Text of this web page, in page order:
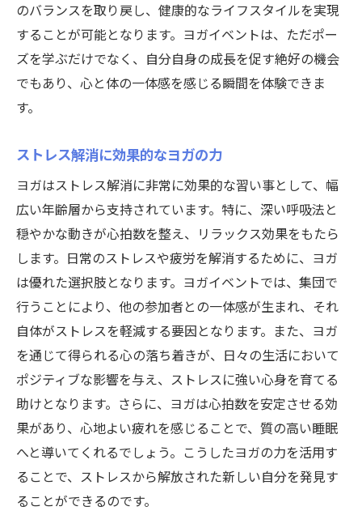
多様なヨガスタイルを体験
インストラクターから学ぶ専門知識
ヨガイベントでの新しい友情の構築
ヨガイベントで得られる心の安定
習い事としてのヨガイベント参加のメリット
定期的な運動習慣の確立
心身の健康を維持する方法
集中力と柔軟性の向上
ヨガがもたらす生活のリズム
ヨガイベントでの達成感
ストレス軽減とリラクゼーションの効果
日常を豊かにするヨガイベントの習い事体験
毎日に活力を与えるヨガの実践
ヨガを通じた生活の変化
ヨガイベントで得られる新しい視点
健康的なライフスタイルの構築
のバランスを取り戻し、健康的なライフスタイルを実現
することが可能となります。ヨガイベントは、ただポー
ズを学ぶだけでなく、自分自身の成長を促す絶好の機会
でもあり、心と体の一体感を感じる瞬間を体験できま
す。
ストレス解消に効果的なヨガの力
ヨガはストレス解消に非常に効果的な習い事として、幅
広い年齢層から支持されています。特に、深い呼吸法と
穏やかな動きが心拍数を整え、リラックス効果をもたら
します。日常のストレスや疲労を解消するために、ヨガ
は優れた選択肢となります。ヨガイベントでは、集団で
行うことにより、他の参加者との一体感が生まれ、それ
自体がストレスを軽減する要因となります。また、ヨガ
を通じて得られる心の落ち着きが、日々の生活において
ポジティブな影響を与え、ストレスに強い心身を育てる
助けとなります。さらに、ヨガは心拍数を安定させる効
果があり、心地よい疲れを感じることで、質の高い睡眠
へと導いてくれるでしょう。こうしたヨガの力を活用す
ることで、ストレスから解放された新しい自分を発見す
ることができるのです。